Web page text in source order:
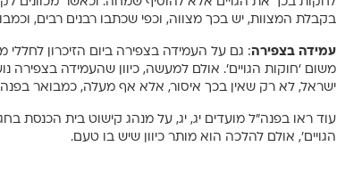
בקבלת המצוות, יש בכך מצווה, וכפי שכתבו רבנים רבים,
עמידה בצפירה: גם על העמידה בצפירה ביום הזיכרון
משום ‘חוקות הגויים’. אולם למעשה, כיוון שהעמידה
ישראל, לא רק שאין בכך איסור, אלא אף מעלה, כמבואר
עוד ראו בפנה”ל מועדים יג, יג, על מנהג קישוט בית הכנסת
הגויים’, אולם להלכה הוא מותר כיוון שיש בו טעם.